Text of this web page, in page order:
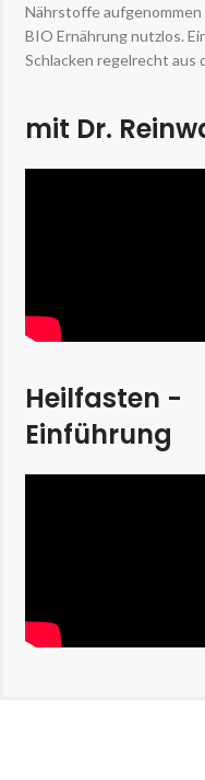
Nährstoffe
BIO Ernährung nutzlos.
Schlacken regelrecht aus
mit Dr.
Heilfasten -
Einführung